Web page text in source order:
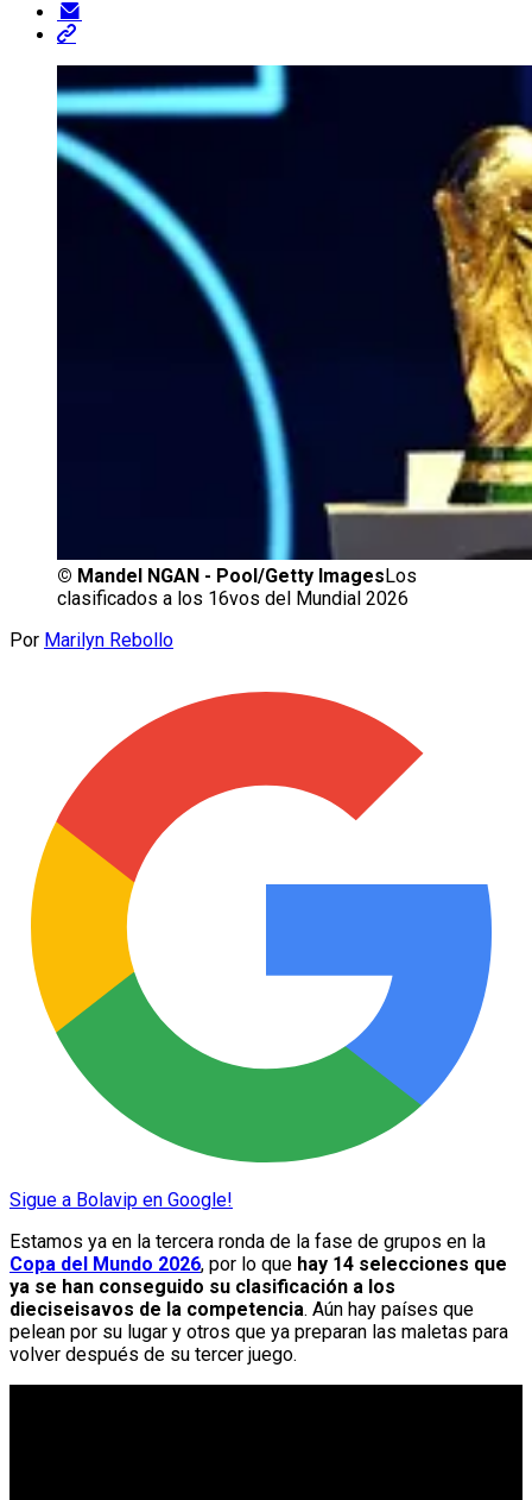
© Mandel NGAN - Pool/Getty Images Los
clasificados a los 16vos del Mundial 2026
Por Marilyn Rebollo
Sigue a Bolavip en Google!
Estamos ya en la tercera ronda de la fase de grupos en la
Copa del Mundo 2026, por lo que hay 14 selecciones que
ya se han conseguido su clasificación a los
dieciseisavos de la competencia. Aún hay países que
pelean por su lugar y otros que ya preparan las maletas para
volver después de su tercer juego.